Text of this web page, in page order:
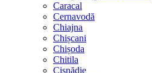
Caracal
Cernavodă
Chiajna
Chișcani
Chișoda
Chitila
Cisnădie